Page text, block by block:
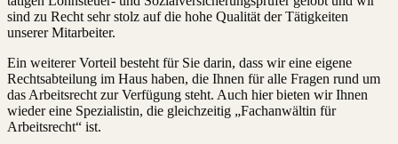
sind zu Recht sehr stolz auf die hohe Qualität der Tätigkeiten
unserer Mitarbeiter.
Ein weiterer Vorteil besteht für Sie darin, dass wir eine eigene
Rechtsabteilung im Haus haben, die Ihnen für alle Fragen rund um
das Arbeitsrecht zur Verfügung steht. Auch hier bieten wir Ihnen
wieder eine Spezialistin, die gleichzeitig „Fachanwältin für
Arbeitsrecht“ ist.